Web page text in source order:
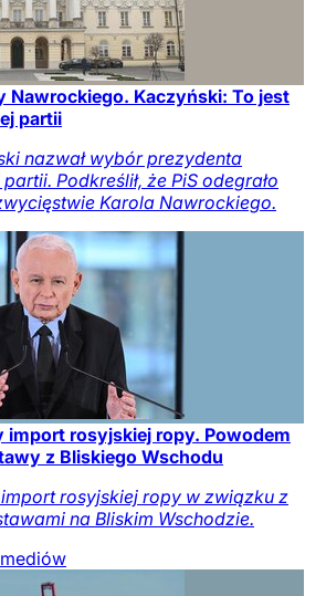
Nawrockiego. Kaczyński: To jest
partii
nazwał wybór prezydenta
Podkreślił, że PiS odegrało
Karola Nawrockiego.
import rosyjskiej ropy. Powodem
z Bliskiego Wschodu
import rosyjskiej ropy w związku z
na Bliskim Wschodzie.